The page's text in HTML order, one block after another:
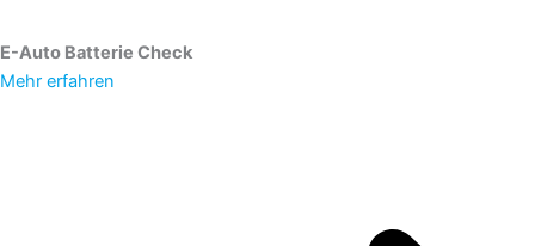
E-Auto Batterie Check
Mehr erfahren